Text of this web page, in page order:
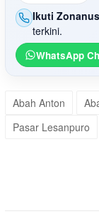
Ikuti
terkini.
WhatsApp
Abah Anton
Pasar Lesanpuro